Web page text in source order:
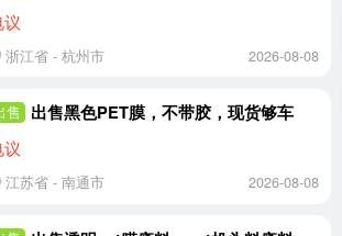
议
浙江省 - 杭州市 2026-08-08
售 出售黑色PET膜，不带胶，现货够车
议
江苏省 - 南通市 2026-08-08